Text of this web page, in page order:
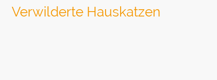
Verwilderte Hauskatzen